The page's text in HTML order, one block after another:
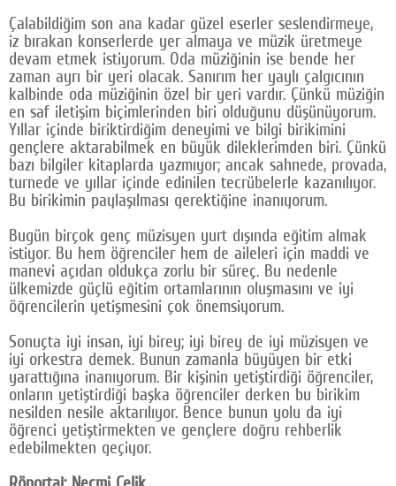
Çalabildiğim son ana kadar güzel eserler seslendirmeye,
iz bırakan konserlerde yer almaya ve müzik üretmeye
devam etmek istiyorum. Oda müziğinin ise bende her
zaman ayrı bir yeri olacak. Sanırım her yaylı çalgıcının
kalbinde oda müziğinin özel bir yeri vardır. Çünkü müziğin
en saf iletişim biçimlerinden biri olduğunu düşünüyorum.
Yıllar içinde biriktirdiğim deneyimi ve bilgi birikimini
gençlere aktarabilmek en büyük dileklerimden biri. Çünkü
bazı bilgiler kitaplarda yazmıyor; ancak sahnede, provada,
turnede ve yıllar içinde edinilen tecrübelerle kazanılıyor.
Bu birikimin paylaşılması gerektiğine inanıyorum.
Bugün birçok genç müzisyen yurt dışında eğitim almak
istiyor. Bu hem öğrenciler hem de aileleri için maddi ve
manevi açıdan oldukça zorlu bir süreç. Bu nedenle
ülkemizde güçlü eğitim ortamlarının oluşmasını ve iyi
öğrencilerin yetişmesini çok önemsiyorum.
Sonuçta iyi insan, iyi birey; iyi birey de iyi müzisyen ve
iyi orkestra demek. Bunun zamanla büyüyen bir etki
yarattığına inanıyorum. Bir kişinin yetiştirdiği öğrenciler,
onların yetiştirdiği başka öğrenciler derken bu birikim
nesilden nesile aktarılıyor. Bence bunun yolu da iyi
öğrenci yetiştirmekten ve gençlere doğru rehberlik
edebilmekten geçiyor.